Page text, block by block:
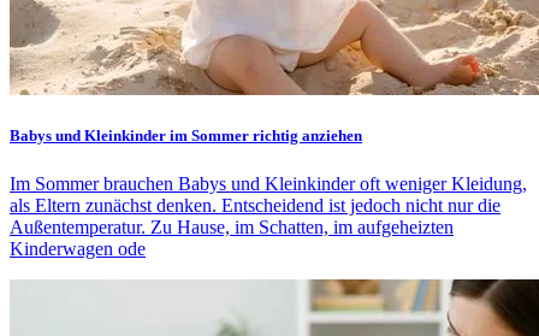
Babys und Kleinkinder im Sommer richtig anziehen
Im Sommer brauchen Babys und Kleinkinder oft weniger Kleidung,
als Eltern zunächst denken. Entscheidend ist jedoch nicht nur die
Außentemperatur. Zu Hause, im Schatten, im aufgeheizten
Kinderwagen ode